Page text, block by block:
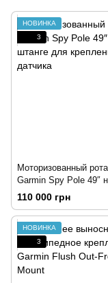
НОВИНКА
3
Моторизованный
Garmin Spy Pole 49″
для крепления
110 000 грн
НОВИНКА
3